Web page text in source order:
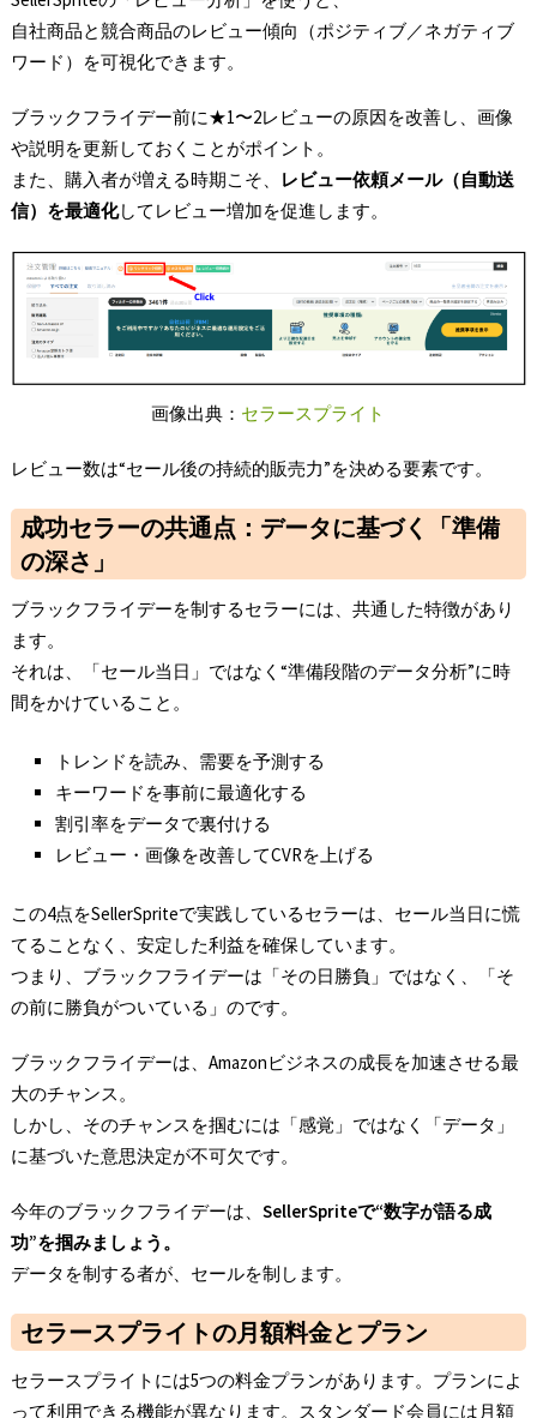
自社商品と競合商品のレビュー傾向（ポジティブ／ネガティブ
ワード）を可視化できます。
ブラックフライデー前に★1〜2レビューの原因を改善し、画像
や説明を更新しておくことがポイント。
また、購入者が増える時期こそ、
レビュー依頼メール（自動送
信）を最適化してレビュー増加を促進します。
画像出典： セラースプライト
レビュー数は“セール後の持続的販売力”を決める要素です。
成功セラーの共通点：データに基づく「準備
の深さ」
ブラックフライデーを制するセラーには、共通した特徴があり
ます。
それは、「セール当日」ではなく“準備段階のデータ分析”に時
間をかけていること。
トレンドを読み、需要を予測する
キーワードを事前に最適化する
割引率をデータで裏付ける
レビュー・画像を改善してCVRを上げる
この4点をSellerSpriteで実践しているセラーは、セール当日に慌
てることなく、安定した利益を確保しています。
つまり、ブラックフライデーは「その日勝負」ではなく、「そ
の前に勝負がついている」のです。
ブラックフライデーは、Amazonビジネスの成長を加速させる最
大のチャンス。
しかし、そのチャンスを掴むには「感覚」ではなく「データ」
に基づいた意思決定が不可欠です。
今年のブラックフライデーは、 SellerSpriteで“数字が語る成
功”を掴みましょう。
データを制する者が、セールを制します。
セラースプライトの月額料金とプラン
セラースプライトには5つの料金プランがあります。プランによ
って利用できる機能が異なります。スタンダード会員には月額